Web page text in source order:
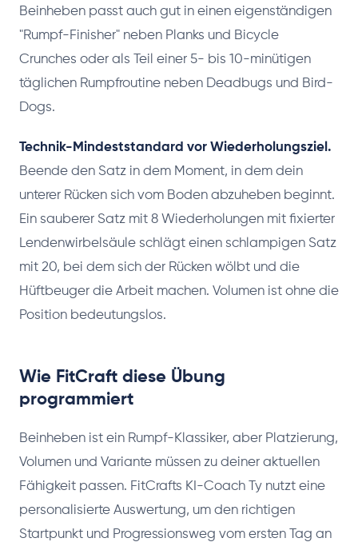
Beinheben passt auch gut in einen eigenständigen
"Rumpf-Finisher" neben Planks und Bicycle
Crunches oder als Teil einer 5- bis 10-minütigen
täglichen Rumpfroutine neben Deadbugs und Bird-
Dogs.
Technik-Mindeststandard vor Wiederholungsziel.
Beende den Satz in dem Moment, in dem dein
unterer Rücken sich vom Boden abzuheben beginnt.
Ein sauberer Satz mit 8 Wiederholungen mit fixierter
Lendenwirbelsäule schlägt einen schlampigen Satz
mit 20, bei dem sich der Rücken wölbt und die
Hüftbeuger die Arbeit machen. Volumen ist ohne die
Position bedeutungslos.
Wie FitCraft diese Übung
programmiert
Beinheben ist ein Rumpf-Klassiker, aber Platzierung,
Volumen und Variante müssen zu deiner aktuellen
Fähigkeit passen. FitCrafts KI-Coach Ty nutzt eine
personalisierte Auswertung, um den richtigen
Startpunkt und Progressionsweg vom ersten Tag an